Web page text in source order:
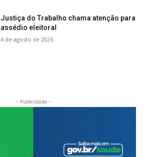
Justiça do Trabalho chama atenção para
assédio eleitoral
4 de agosto de 2026
- Publicidade -